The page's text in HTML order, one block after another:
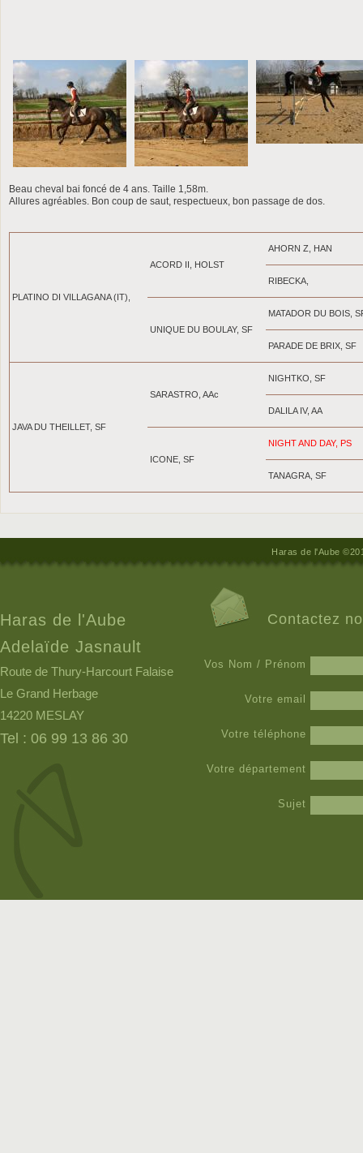
Beau cheval bai foncé de 4 ans. Taille 1,58m.
Allures agréables. Bon coup de saut, respectueux, bon passage de dos.
PLATINO DI VILLAGANA (IT),
ACORD II, HOLST
AHORN Z, HAN
RIBECKA,
UNIQUE DU BOULAY, SF
MATADOR DU BOIS,
PARADE DE BRIX, SF
JAVA DU THEILLET, SF
SARASTRO, AAc
NIGHTKO, SF
DALILA IV, AA
ICONE, SF
NIGHT AND DAY, PS
TANAGRA, SF
Haras de l'Aube
Haras de l'Aube
Adelaïde Jasnault
Route de Thury-Harcourt Falaise
Le Grand Herbage
14220 MESLAY
Tel : 06 99 13 86 30
Contactez
Vos Nom / Prénom
Votre email
Votre téléphone
Votre département
Sujet